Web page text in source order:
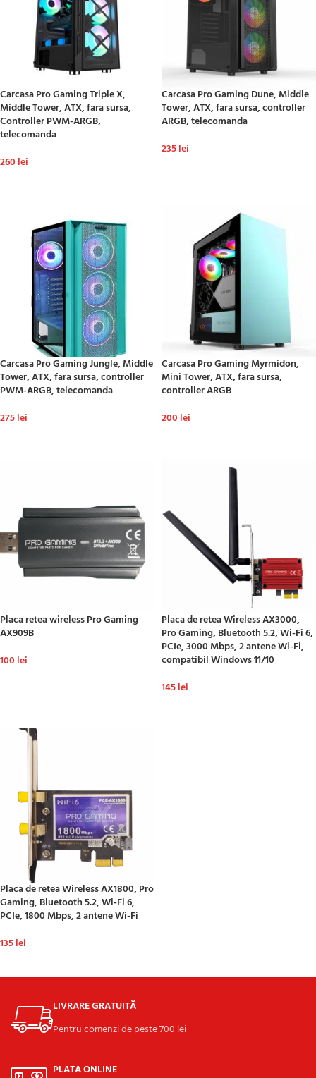
Carcasa Pro Gaming Triple X,
Middle Tower, ATX, fara sursa,
Controller PWM-ARGB,
telecomanda
260 lei
Carcasa Pro Gaming Dune, Middle
Tower, ATX, fara sursa, controller
ARGB, telecomanda
235lei
Carcasa Pro Gaming Jungle, Middle
Tower, ATX, fara sursa, controller
PWM-ARGB, telecomanda
275lei
Carcasa Pro Gaming Myrmidon,
Mini Tower, ATX, fara sursa,
controller ARGB
200 lei
Placa retea wireless Pro Gaming
AX909B
100 lei
Placa de retea Wireless AX3000,
Pro Gaming, Bluetooth 5.2, Wi-Fi 6,
PCIe, 3000 Mbps, 2 antene Wi-Fi,
compatibil Windows 11/10
145lei
Placa de retea Wireless AX1800, Pro
Gaming, Bluetooth 5.2, Wi-Fi 6,
PCIe, 1800 Mbps, 2 antene Wi-Fi
135lei
LIVRARE GRATUITĂ
Pentru comenzi de peste 700 lei
PLATA ONLINE